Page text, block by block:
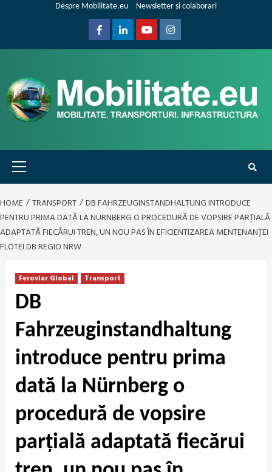
Despre Mobilitate.eu Newsletter și colaborari
FacebookLinkedinYoutubeInstagram
Primary
Menu
HOME TRANSPORT
DB FAHRZEUGINSTANDHALTUNG INTRODUCE
PENTRU PRIMA DATĂ LA NÜRNBERG O PROCEDURĂ DE VOPSIRE PARȚIALĂ
ADAPTATĂ FIECĂRUI TREN, UN NOU PAS ÎN EFICIENTIZAREA MENTENANȚEI
FLOTEI DB REGIO NRW
Feroviar Global Transport
DB
Fahrzeuginstandhaltung
introduce pentru prima
dată la Nürnberg o
procedură de vopsire
parțială adaptată fiecărui